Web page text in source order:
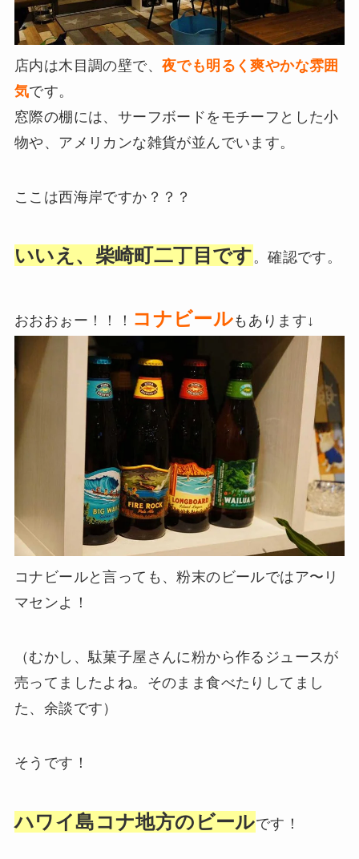
店内は木目調の壁で、 夜でも明るく爽やかな雰囲
気です。
窓際の棚には、サーフボードをモチーフとした小
物や、アメリカンな雑貨が並んでいます。
ここは西海岸ですか？？？
いいえ、柴崎町二丁目です。確認です。
おおおぉー！！！ コナビールもあります↓
コナビールと言っても、粉末のビールではア〜リ
マセンよ！
（むかし、駄菓子屋さんに粉から作るジュースが
売ってましたよね。そのまま食べたりしてまし
た、余談です）
そうです！
ハワイ島コナ地方のビールです！